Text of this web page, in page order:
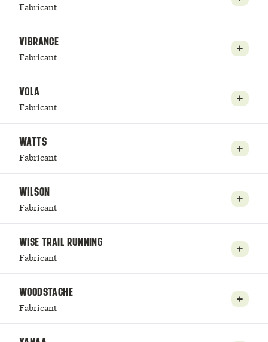
Fabricant
VIBRANCE
Fabricant
VOLA
Fabricant
WATTS
Fabricant
WILSON
Fabricant
WISE TRAIL RUNNING
Fabricant
WOODSTACHE
Fabricant